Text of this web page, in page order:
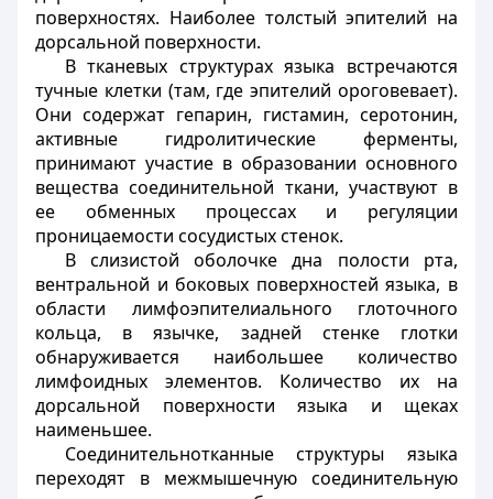
поверхностях. Наиболее толстый эпителий на
дорсальной поверхности.
В тканевых структурах языка встречаются
тучные клетки (там, где эпителий ороговевает).
Они содержат гепарин, гистамин, серотонин,
активные гидролитические ферменты,
принимают участие в образовании основного
вещества соединительной ткани, участвуют в
ее обменных процессах и регуляции
проницаемости сосудистых стенок.
В слизистой оболочке дна полости рта,
вентральной и боковых поверхностей языка, в
области лимфоэпителиального глоточного
кольца, в язычке, задней стенке глотки
обнаруживается наибольшее количество
лимфоидных элементов. Количество их на
дорсальной поверхности языка и щеках
наименьшее.
Соединительнотканные структуры языка
переходят в межмышечную соединительную